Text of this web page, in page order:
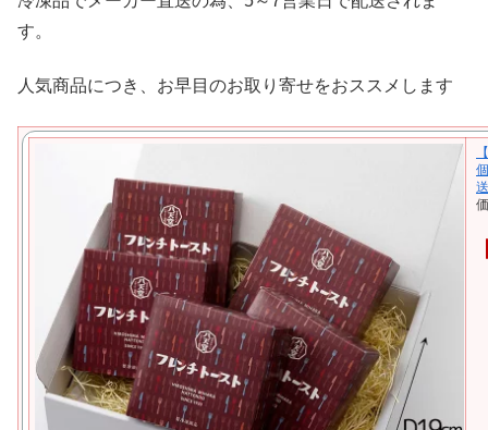
す。
人気商品につき、お早目のお取り寄せをおススメします